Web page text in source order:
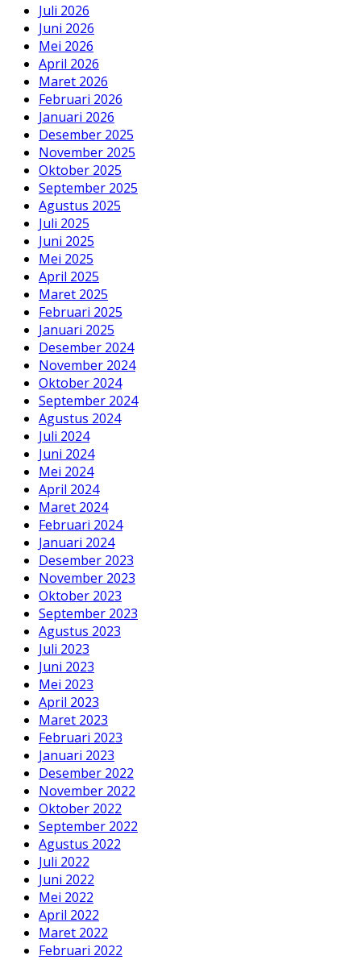
Juli 2026
Juni 2026
Mei 2026
April 2026
Maret 2026
Februari 2026
Januari 2026
Desember 2025
November 2025
Oktober 2025
September 2025
Agustus 2025
Juli 2025
Juni 2025
Mei 2025
April 2025
Maret 2025
Februari 2025
Januari 2025
Desember 2024
November 2024
Oktober 2024
September 2024
Agustus 2024
Juli 2024
Juni 2024
Mei 2024
April 2024
Maret 2024
Februari 2024
Januari 2024
Desember 2023
November 2023
Oktober 2023
September 2023
Agustus 2023
Juli 2023
Juni 2023
Mei 2023
April 2023
Maret 2023
Februari 2023
Januari 2023
Desember 2022
November 2022
Oktober 2022
September 2022
Agustus 2022
Juli 2022
Juni 2022
Mei 2022
April 2022
Maret 2022
Februari 2022